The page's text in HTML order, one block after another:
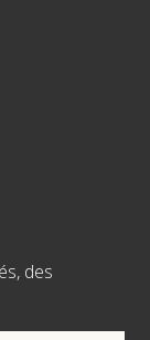
des